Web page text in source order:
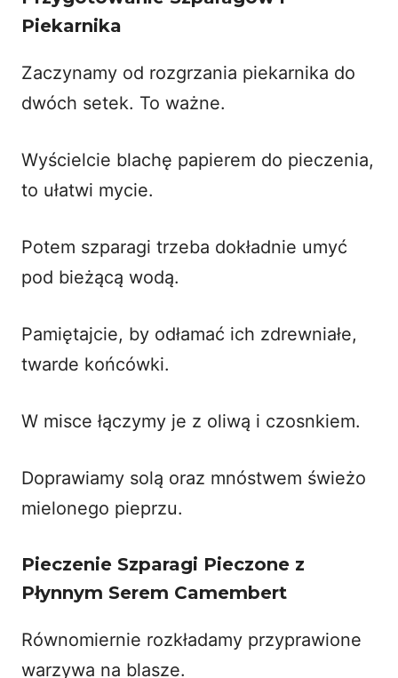
Piekarnika
Zaczynamy od rozgrzania piekarnika do
dwóch setek. To ważne.
Wyścielcie blachę papierem do pieczenia,
to ułatwi mycie.
Potem szparagi trzeba dokładnie umyć
pod bieżącą wodą.
Pamiętajcie, by odłamać ich zdrewniałe,
twarde końcówki.
W misce łączymy je z oliwą i czosnkiem.
Doprawiamy solą oraz mnóstwem świeżo
mielonego pieprzu.
Pieczenie Szparagi Pieczone z
Płynnym Serem Camembert
Równomiernie rozkładamy przyprawione
warzywa na blasze.